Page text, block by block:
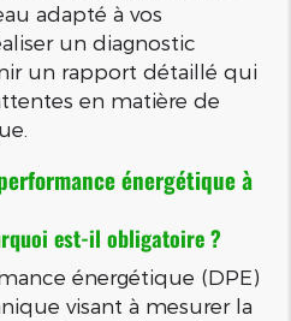
adapté à vos
un diagnostic
un rapport détaillé qui
en matière de
énergétique à
est-il obligatoire ?
énergétique (DPE)
visant à mesurer la